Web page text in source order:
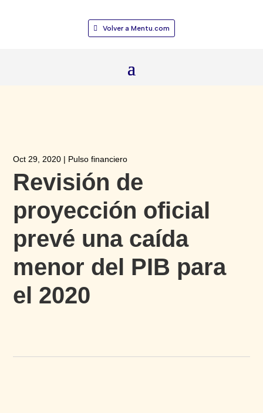
Volver a Mentu.com
Oct 29, 2020 | Pulso financiero
Revisión de
proyección oficial
prevé una caída
menor del PIB para
el 2020